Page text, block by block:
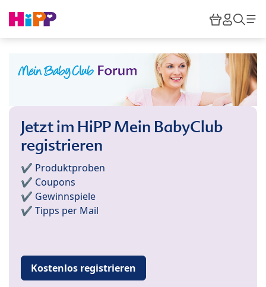
HiPP
Jetzt im HiPP Mein BabyClub
registrieren
✔️ Produktproben
✔️ Coupons
✔️ Gewinnspiele
✔️ Tipps per Mail
Kostenlos registrieren